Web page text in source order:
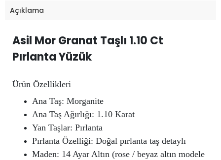
Açıklama
Asil Mor Granat Taşlı 1.10 Ct
Pırlanta Yüzük
Ürün Özellikleri
Ana Taş: Morganite
Ana Taş Ağırlığı: 1.10 Karat
Yan Taşlar: Pırlanta
Pırlanta Özelliği: Doğal pırlanta taş detaylı
Maden: 14 Ayar Altın (rose / beyaz altın modele